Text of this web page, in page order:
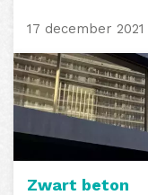
17 december 2021
Zwart beton